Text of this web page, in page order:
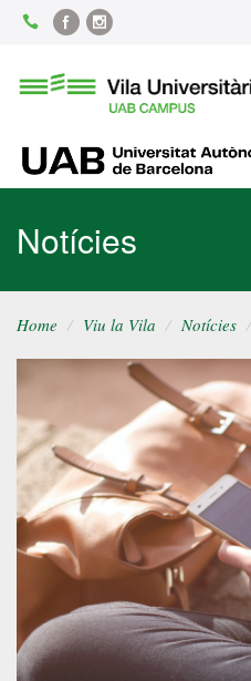
Content FacebookInstagram
Universitària
UAB
Notícies
Home Viu la Vila Notícies